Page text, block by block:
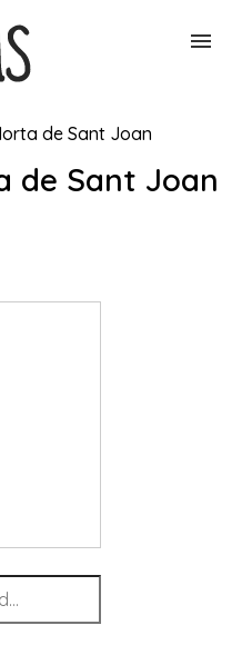
de Sant Joan
de Sant Joan